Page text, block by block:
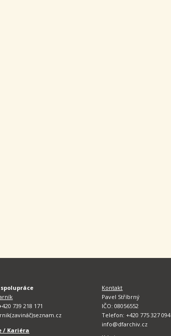
739 218 171
/ Kariéra
Kontakt
Pavel Stříbrný
IČO: 08056552
Telefon: +420 775 327 094
info@dfarchiv.cz